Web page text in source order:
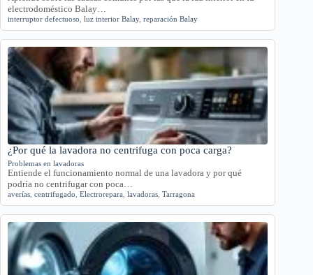
electrodoméstico Balay…
interruptor defectuoso luz interior Balay, reparación Balay
¿Por qué la lavadora no centrifuga con poca carga?
Problemas en lavadoras
Entiende el funcionamiento normal de una lavadora y por qué
podría no centrifugar con poca…
averías centrifugado Electrorepara lavadoras Tarragona